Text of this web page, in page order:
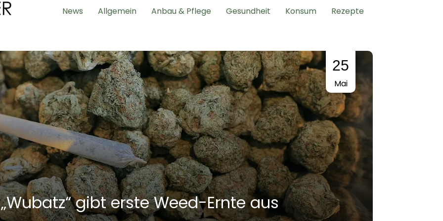
News Allgemein Anbau & Pflege Gesundheit Konsum Rezepte
25
Mai
gibt erste Weed-Ernte aus